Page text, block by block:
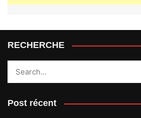
RECHERCHE
Post récent